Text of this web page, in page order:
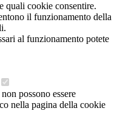
quali cookie consentire.
il funzionamento della
al funzionamento potete
possono essere
nella pagina della cookie